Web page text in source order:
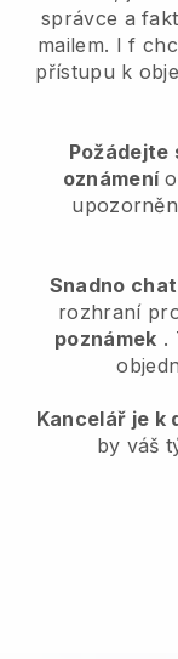
správce a
mailem. If
přístupu k
Požádejte
oznámenío
Snadno
rozhraní
poznámek .
Kancelář je k
by váš